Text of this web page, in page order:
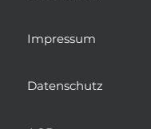
Impressum
Datenschutz